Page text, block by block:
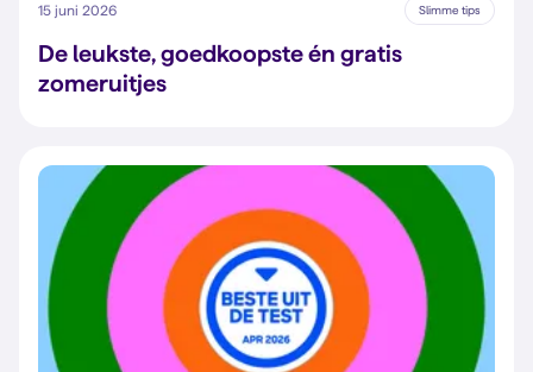
15 juni 2026 Slimme tips
De leukste, goedkoopste én gratis
zomeruitjes